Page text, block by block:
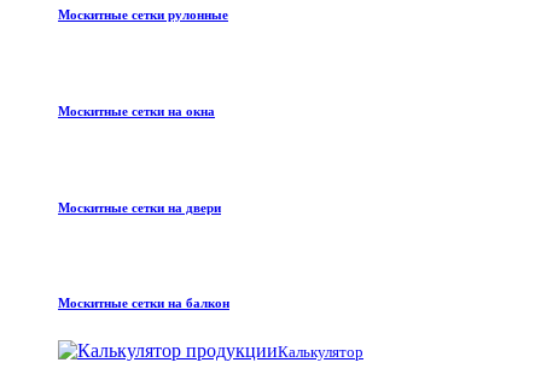
Москитные сетки рулонные
Москитные сетки на окна
Москитные сетки на двери
Москитные сетки на балкон
Калькулятор